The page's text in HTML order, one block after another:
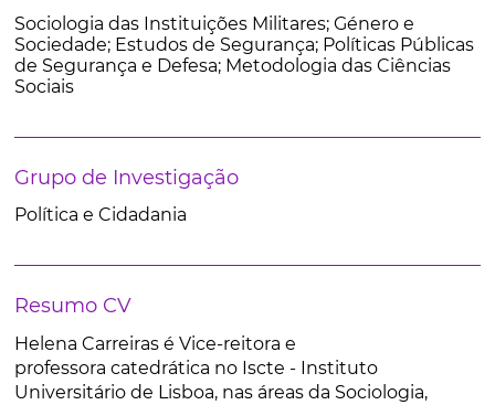
Sociologia das Instituições Militares; Género e
Sociedade; Estudos de Segurança; Políticas Públicas
de Segurança e Defesa; Metodologia das Ciências
Sociais
Grupo de Investigação
Política e Cidadania
Resumo CV
Helena Carreiras é Vice-reitora e
professora catedrática no Iscte - Instituto
Universitário de Lisboa, nas áreas da Sociologia,